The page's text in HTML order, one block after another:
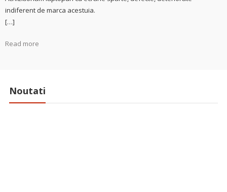
indiferent de marca acestuia.
[…]
Read more
Noutati